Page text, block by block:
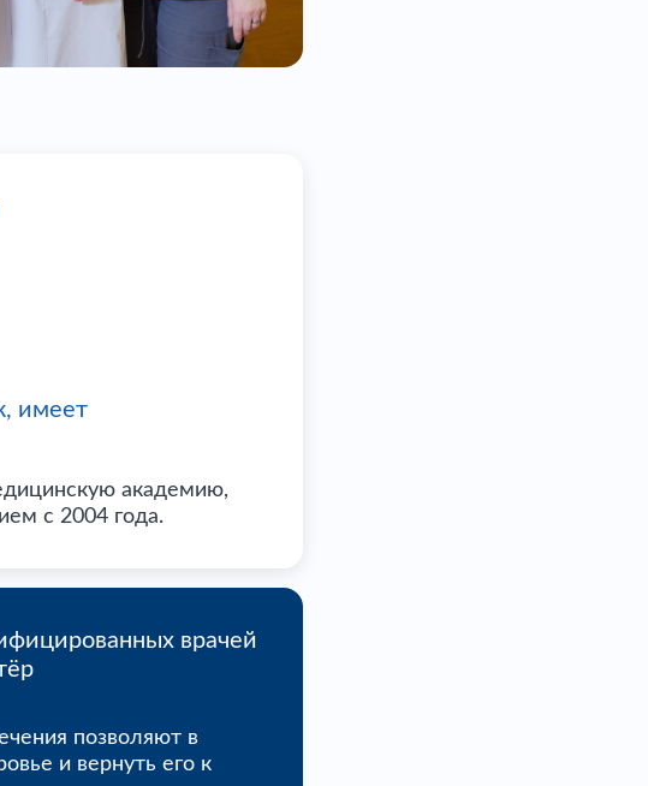
имеет
академию,
с 2004 года.
врачей
позволяют в
и вернуть его к